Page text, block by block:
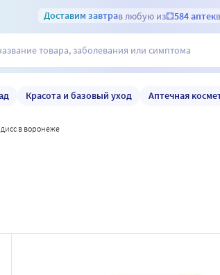
Доставим завтрав любую из 584 аптекв
Красота и базовый уход Аптечная
в воронеже